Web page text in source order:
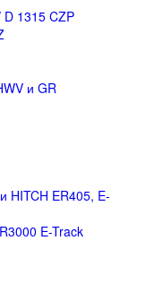
D 1315 CZP
и GR
HITCH ER405, E-
E-Track